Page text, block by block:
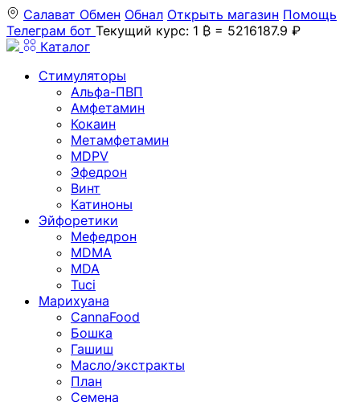
Салават Обмен Обнал Открыть магазин Помощь
Телеграм бот Текущий курс: 1 ₿ = 5216187.9 ₽
Каталог
Стимуляторы
Альфа-ПВП
Амфетамин
Кокаин
Метамфетамин
MDPV
Эфедрон
Винт
Катиноны
Эйфоретики
Мефедрон
MDMA
MDA
Tuci
Марихуана
CannaFood
Бошка
Гашиш
Масло/экстракты
План
Семена